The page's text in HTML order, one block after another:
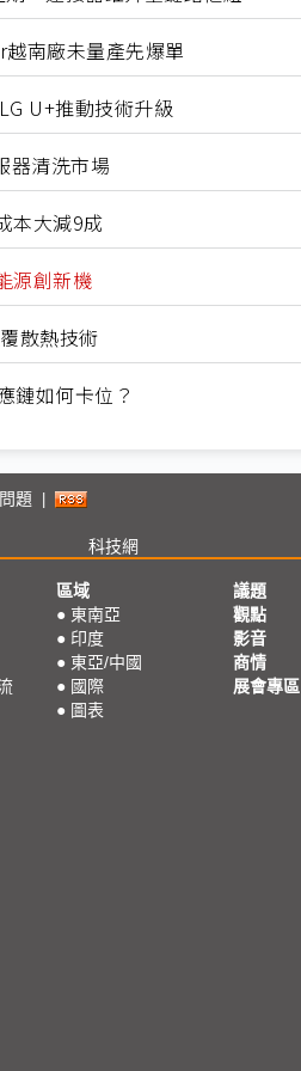
南廠未量產先爆單
U+推動技術升級
器清洗市場
本大減9成
源創新機
散熱技術
鏈如何卡位？
題
科技網
區域
● 東南亞
● 印度
● 東亞/中國
● 國際
● 圖表
議題
觀點
影音
商情
展會專區